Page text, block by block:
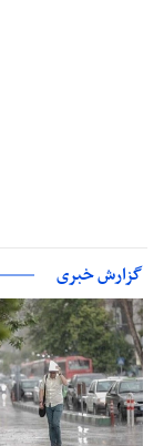
گزارش خبری